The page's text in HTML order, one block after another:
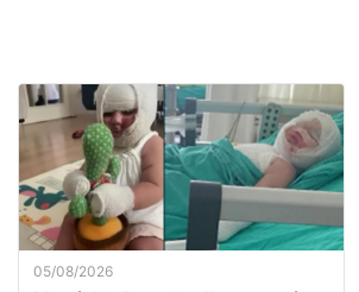
05/08/2026